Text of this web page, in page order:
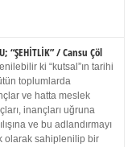
“ŞEHİTLİK” / Cansu Çöl
ki “kutsal”ın tarihi
toplumlarda
ve hatta meslek
inançları uğruna
ve bu adlandırmayı
olarak sahiplenilip bir